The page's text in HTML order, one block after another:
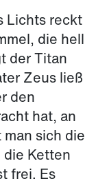
Lichts reckt
die hell
der Titan
Zeus ließ
den
hat, an
sich die
Ketten
frei. Es